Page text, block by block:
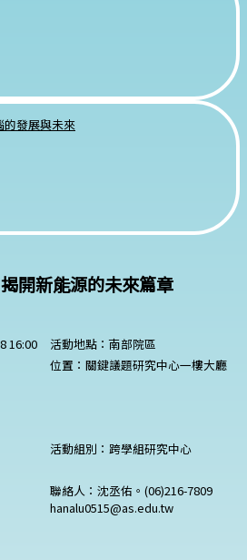
的發展與未來
開新能源的未來篇章
16:00
活動地點：南部院區
位置：關鍵議題研究中心一樓大廳
活動組別：跨學組研究中心
聯絡人：沈丞佑。(06)216-7809
hanalu0515@as.edu.tw